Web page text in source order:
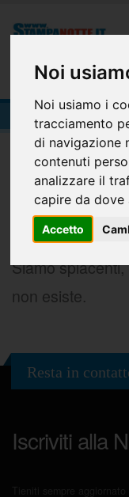
Noi
Noi usiamo i
tracciamento
di navigazione
contenuti
analizzare il
capire da
Accetto
404-Pagina
Siamo
non esiste.
Resta in
Iscriviti alla